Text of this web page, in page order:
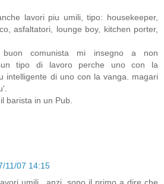
lavori piu umili, tipo: housekeeper,
asfaltatori, lounge boy, kitchen porter,
comunista mi insegno a non
tipo di lavoro perche uno con la
intelligente di uno con la vanga. magari
barista in un Pub.
11/07 14:15